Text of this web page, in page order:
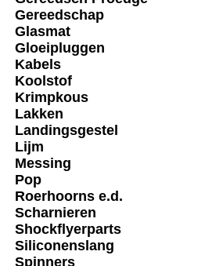
Gereedschap
Glasmat
Gloeipluggen
Kabels
Koolstof
Krimpkous
Lakken
Landingsgestel
Lijm
Messing
Pop
Roerhoorns e.d.
Scharnieren
Shockflyerparts
Siliconenslang
Spinners